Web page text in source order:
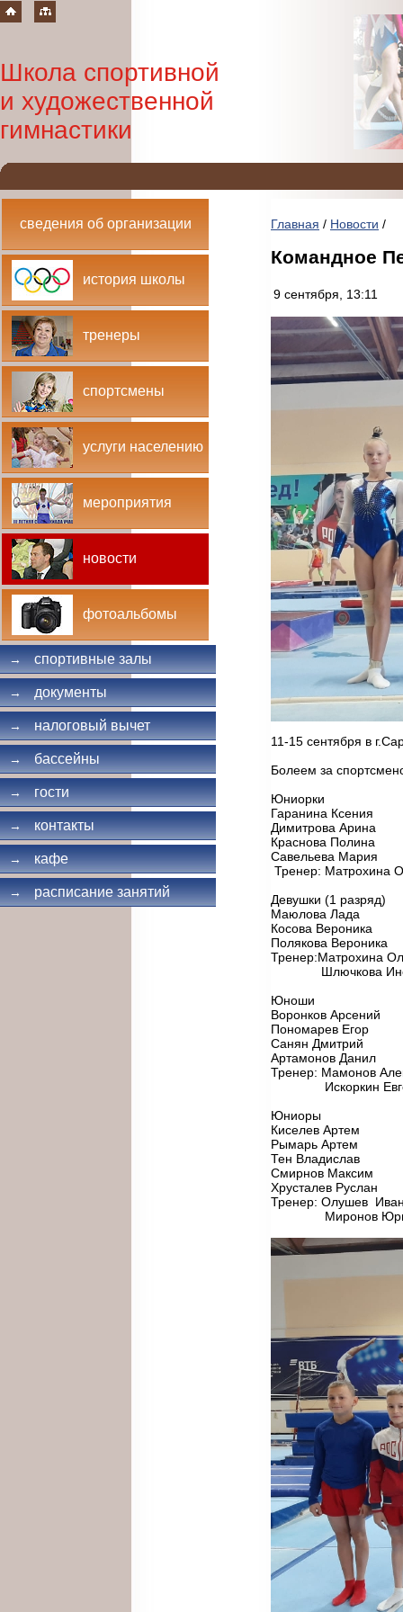
Школа спортивной
и художественной
гимнастики
сведения об организации
история школы
тренеры
спортсмены
услуги населению
мероприятия
новости
фотоальбомы
→ спортивные залы
→ документы
→ налоговый вычет
→ бассейны
→ гости
→ контакты
→ кафе
→ расписание занятий
Главная / Новости /
Командное
9 сентября, 13:11
11-15 сентября в
Болеем за
Юниорки
Гаранина Ксения
Димитрова Арина
Краснова Полина
Савельева Мария
Тренер: Матрохина
Девушки (1 разряд)
Маюлова Лада
Косова Вероника
Полякова Вероника
Тренер:Матрохина
Шлючкова
Юноши
Воронков Арсений
Пономарев Егор
Санян Дмитрий
Артамонов Данил
Тренер: Мамонов
Искоркин
Юниоры
Киселев Артем
Рымарь Артем
Тен Владислав
Смирнов Максим
Хрусталев Руслан
Тренер: Олушев
Миронов Юрий